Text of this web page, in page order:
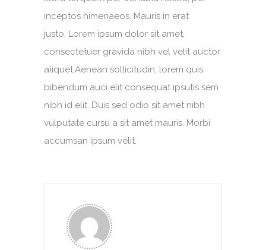
inceptos himenaeos. Mauris in erat
justo. Lorem ipsum dolor sit amet,
consectetuer gravida nibh vel velit auctor
aliquet.Aenean sollicitudin, lorem quis
bibendum auci elit consequat ipsutis sem
nibh id elit. Duis sed odio sit amet nibh
vulputate cursu a sit amet mauris. Morbi
accumsan ipsum velit.